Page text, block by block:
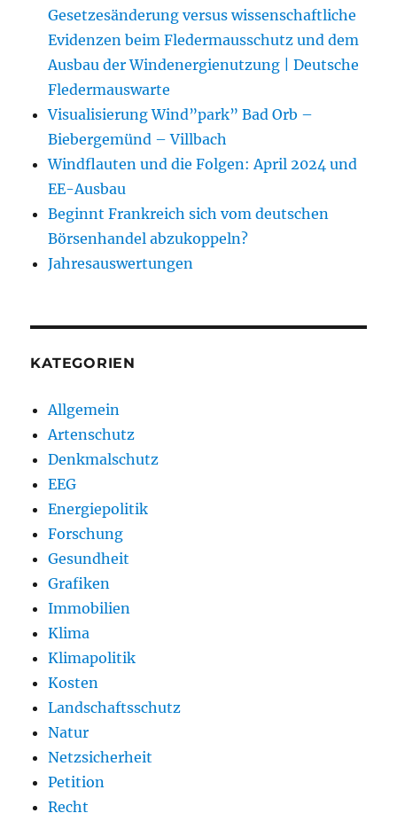
Gesetzesänderung versus wissenschaftliche
Evidenzen beim Fledermausschutz und dem
Ausbau der Windenergienutzung | Deutsche
Fledermauswarte
Visualisierung Wind”park” Bad Orb –
Biebergemünd – Villbach
Windflauten und die Folgen: April 2024 und
EE-Ausbau
Beginnt Frankreich sich vom deutschen
Börsenhandel abzukoppeln?
Jahresauswertungen
KATEGORIEN
Allgemein
Artenschutz
Denkmalschutz
EEG
Energiepolitik
Forschung
Gesundheit
Grafiken
Immobilien
Klima
Klimapolitik
Kosten
Landschaftsschutz
Natur
Netzsicherheit
Petition
Recht